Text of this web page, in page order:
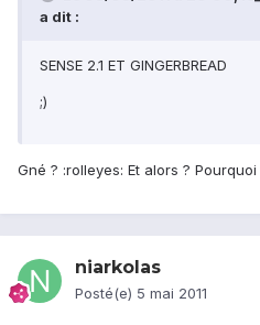
a dit :
SENSE 2.1 ET GINGERBREAD
;)
Gné ? :rolleyes: Et alors ?
niarkolas
Posté(e) 5 mai 2011